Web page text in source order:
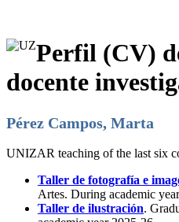
Perfil (CV)
docente
Pérez Campos, Marta
UNIZAR teaching of the last six
Taller de fotografía e
Artes. During academic
Taller de ilustración.